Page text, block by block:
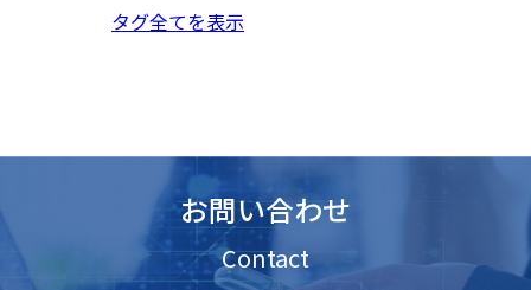
タグ全てを表示
お問い合わせ
Contact